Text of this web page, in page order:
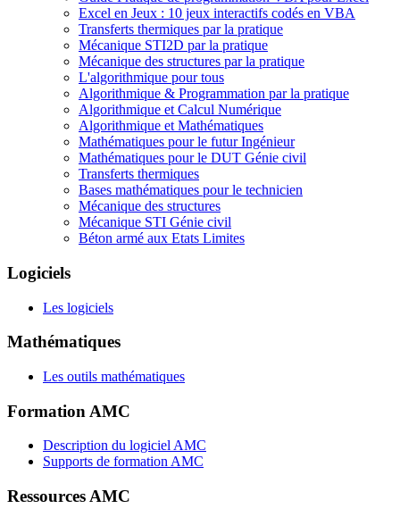
Excel en Jeux : 10 jeux interactifs codés en VBA
Transferts thermiques par la pratique
Mécanique STI2D par la pratique
Mécanique des structures par la pratique
L'algorithmique pour tous
Algorithmique & Programmation par la pratique
Algorithmique et Calcul Numérique
Algorithmique et Mathématiques
Mathématiques pour le futur Ingénieur
Mathématiques pour le DUT Génie civil
Transferts thermiques
Bases mathématiques pour le technicien
Mécanique des structures
Mécanique STI Génie civil
Béton armé aux Etats Limites
Logiciels
Les logiciels
Mathématiques
Les outils mathématiques
Formation AMC
Description du logiciel AMC
Supports de formation AMC
Ressources AMC